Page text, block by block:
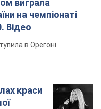
виграла
на чемпіонаті
Відео
в Орегоні
краси